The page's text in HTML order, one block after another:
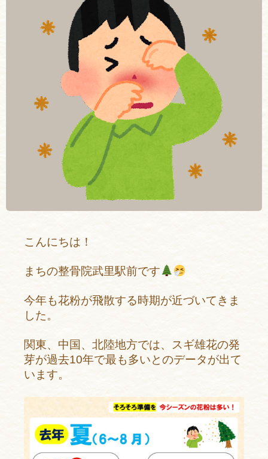
こんにちは！
まちの整骨院武里駅前です
今年も花粉が飛散する時期が近づいてきま
した。
関東、中国、北陸地方では、
スギ雄花の発
芽が過去10年で最も多いとのデータが出て
います。